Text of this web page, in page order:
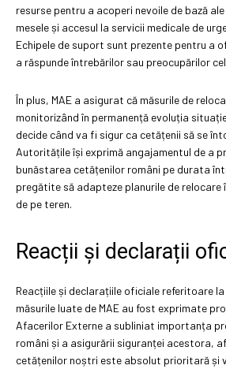
resurse pentru a acoperi nevoile de bază
mesele și accesul la servicii medicale de
Echipele de suport sunt prezente pentru a
a răspunde întrebărilor sau preocupărilor
În plus, MAE a asigurat că măsurile de
monitorizând în permanență evoluția
decide când va fi sigur ca cetățenii să se
Autoritățile își exprimă angajamentul de a
bunăstarea cetățenilor români pe durata
pregătite să adapteze planurile de relocare
de pe teren.
Reacții și declarații
Reacțiile și declarațiile oficiale referitoare
măsurile luate de MAE au fost exprimate
Afacerilor Externe a subliniat importanța
români și a asigurării siguranței acestora,
cetățenilor noștri este absolut prioritară și